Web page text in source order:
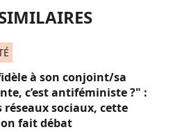
à son conjoint/sa
c’est antiféministe ?" :
réseaux sociaux, cette
fait débat